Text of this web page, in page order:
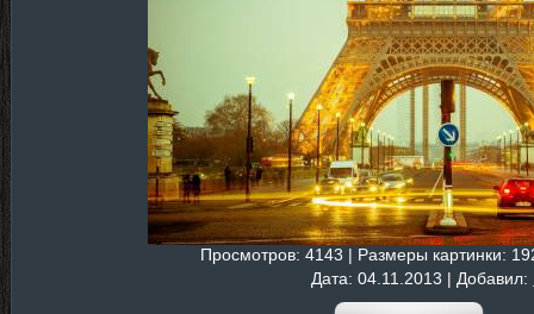
Просмотров: 4143 | Размеры картинки:
Дата: 04.11.2013 | Добавил: